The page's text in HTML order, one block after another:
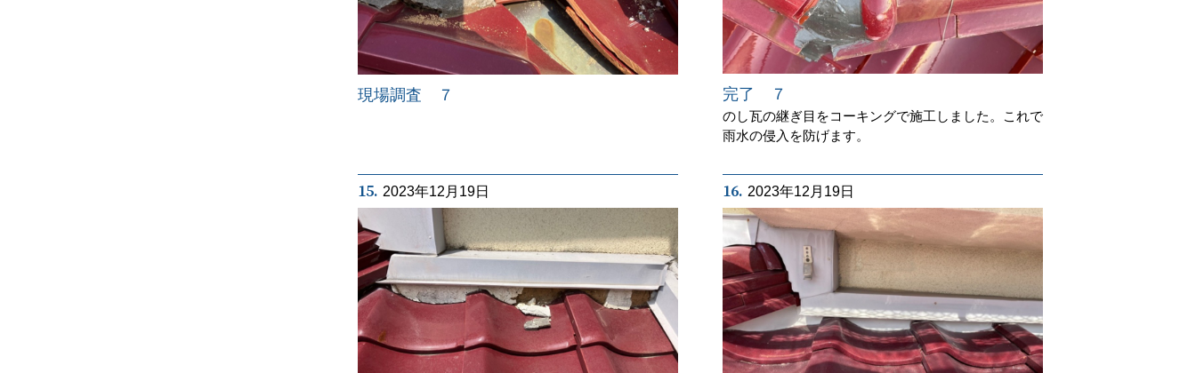
現場調査 ７ 完了 ７
のし瓦の継ぎ目をコーキングで施工しました。これで
雨水の侵入を防げます。
15. 2023年12月19日 16. 2023年12月19日